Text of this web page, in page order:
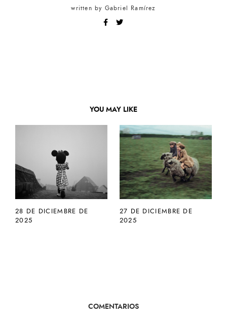
written by Gabriel Ramírez
YOU MAY LIKE
28 DE DICIEMBRE DE
2025
27 DE DICIEMBRE DE
2025
COMENTARIOS